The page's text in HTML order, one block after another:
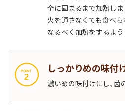
全に固まるまで加熱しま
火を通さなくても食べら
なるべく加熱をするよう
しっかりめの味付
濃いめの味付けにし、菌